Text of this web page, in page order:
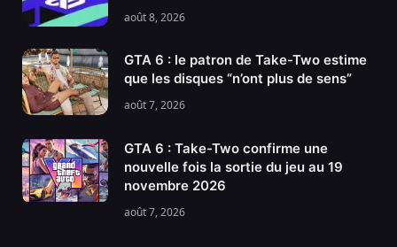
août 8, 2026
GTA 6 : le patron de Take-Two estime
que les disques “n’ont plus de sens”
août 7, 2026
GTA 6 : Take-Two confirme une
nouvelle fois la sortie du jeu au 19
novembre 2026
août 7, 2026